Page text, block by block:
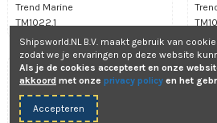
Trend Marine
TM1022.1
Aanbieding!
-5%
-5%
Shipsworld.NL B.V. maakt gebruik van
zodat we je ervaringen op deze website
Als je de cookies accepteert en onze
akkoord met onze privacy policy en het
Accepteren